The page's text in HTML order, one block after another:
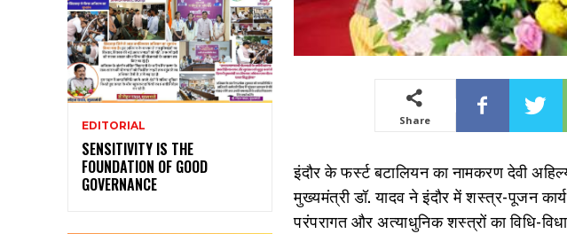
EDITORIAL
SENSITIVITY IS THE
FOUNDATION OF GOOD
GOVERNANCE
Share
इंदौर के फर्स्ट बटालियन का नामकरण देवी
मुख्यमंत्री डॉ. यादव ने इंदौर में शस्त्र-पूजन
परंपरागत और अत्याधुनिक शस्त्रों का विधि-